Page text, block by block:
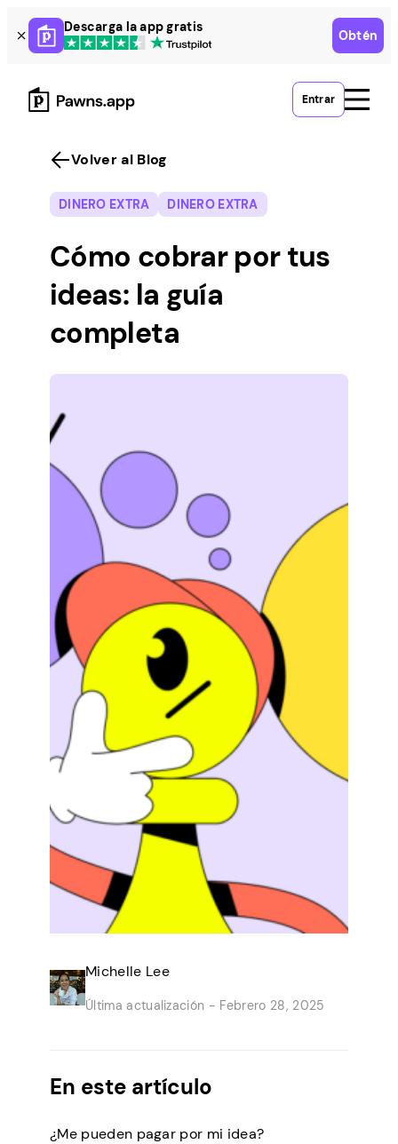
Skip
to
content
Descarga la app gratis
Obtén
Entrar
Volver al Blog
DINERO EXTRA DINERO EXTRA
Cómo cobrar por tus
ideas: la guía
completa
Michelle Lee
Última actualización - Febrero 28, 2025
En este artículo
¿Me pueden pagar por mi idea?